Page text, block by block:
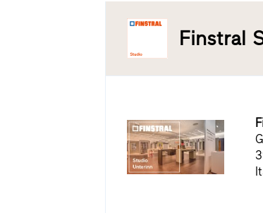
Finstral